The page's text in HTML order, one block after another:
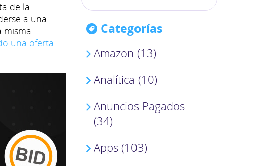
de la
a una
misma
una oferta
Categorías
Amazon (13)
Analítica (10)
Anuncios Pagados
(34)
Apps (103)